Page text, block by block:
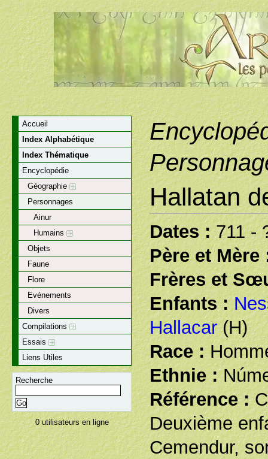
Accueil
Index Alphabétique
Index Thématique
Encyclopédie
Géographie
Personnages
Ainur
Humains
Objets
Faune
Flore
Evénements
Divers
Compilations
Essais
Liens Utiles
Recherche
0 utilisateurs en ligne
Hallatan
Dates :711 -
Père et Mère
Frères et
Enfants :
Hallacar(H)
Race :
Ethnie :
Référence :
Deuxième
Cemendur,